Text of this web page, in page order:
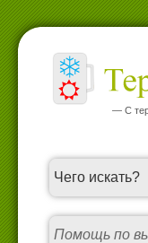
— С
Помощь по